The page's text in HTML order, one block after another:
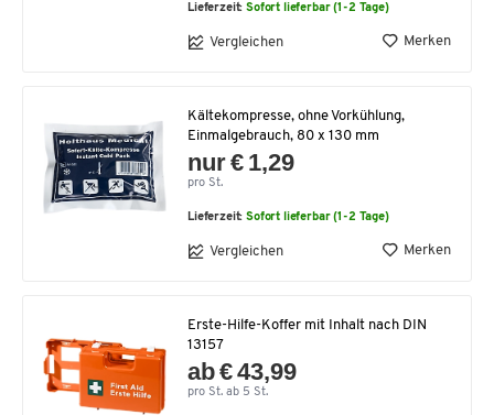
Lieferzeit:Sofort lieferbar (1-2 Tage)
Vergleichen Merken
Kältekompresse, ohne Vorkühlung,
Einmalgebrauch, 80 x 130 mm
nur € 1,29
pro St.
Lieferzeit:Sofort lieferbar (1-2 Tage)
Vergleichen Merken
Erste-Hilfe-Koffer mit Inhalt nach DIN
13157
ab € 43,99
pro St. ab 5 St.